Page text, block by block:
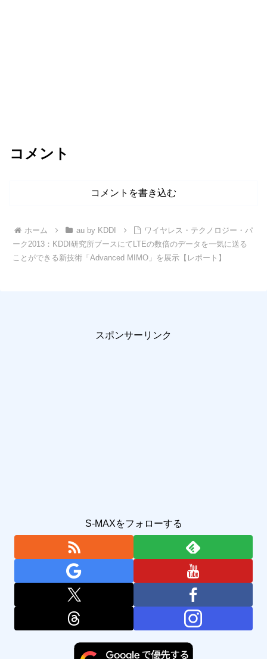
コメント
コメントを書き込む
ホーム au by KDDI
ワイヤレス・テクノロジー・パ
ーク2013：KDDI研究所ブースにてLTEの数倍のデータを一気に送る
ことができる新技術「Advanced MIMO」を展示【レポート】
スポンサーリンク
S-MAXをフォローする